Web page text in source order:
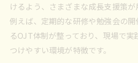
長期勤務を支える茨木市
保育士資格を活かすキャ
め
大阪府の保育士向け支援制
けるよう、さまざまな成長支援策が
例えば、定期的な研修や勉強会の
るOJT体制が整っており、現場で
つけやすい環境が特徴です。